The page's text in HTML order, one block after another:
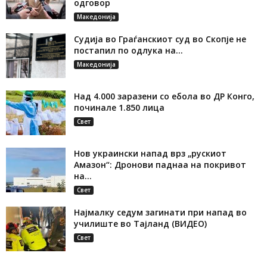
одговор
Македонија
Судија во Граѓанскиот суд во Скопје не
постапил по одлука на...
Македонија
Над 4.000 заразени со ебола во ДР Конго,
починале 1.850 лица
Свет
Нов украински напад врз „рускиот
Амазон“: Дронови паднаа на покривот
на...
Свет
Најмалку седум загинати при напад во
училиште во Тајланд (ВИДЕО)
Свет